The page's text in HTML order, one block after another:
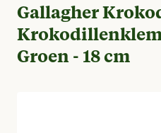
Gallagher
Krokodillenklem
Groen - 18 cm